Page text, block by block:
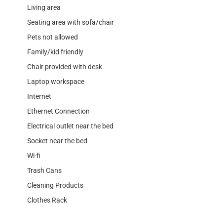
Living area
Seating area with sofa/chair
Pets not allowed
Family/kid friendly
Chair provided with desk
Laptop workspace
Internet
Ethernet Connection
Electrical outlet near the bed
Socket near the bed
Wi-fi
Trash Cans
Cleaning Products
Clothes Rack